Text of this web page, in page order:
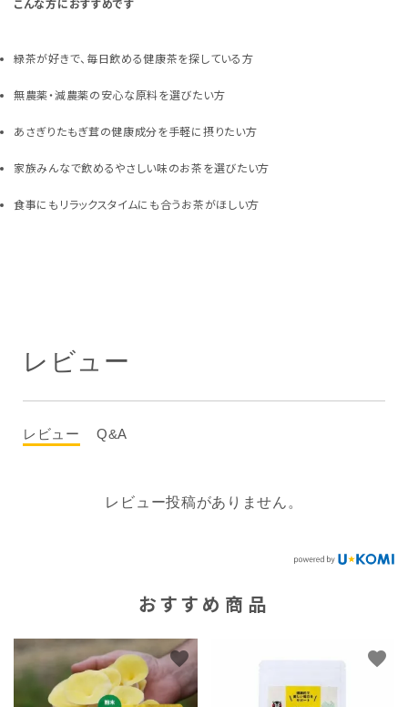
こんな方におすすめです
緑茶が好きで、毎日飲める健康茶を探している方
無農薬・減農薬の安心な原料を選びたい方
あさぎりたもぎ茸の健康成分を手軽に摂りたい方
家族みんなで飲めるやさしい味のお茶を選びたい方
食事にもリラックスタイムにも合うお茶がほしい方
レビュー
レビュー Q&A
レビュー投稿がありません。
おすすめ商品
favorite favorite